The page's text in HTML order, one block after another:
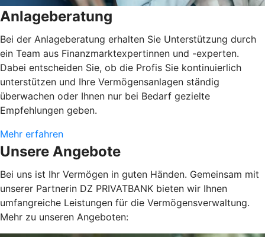
Anlageberatung
Bei der Anlageberatung erhalten Sie Unterstützung durch
ein Team aus Finanzmarktexpertinnen und -experten.
Dabei entscheiden Sie, ob die Profis Sie kontinuierlich
unterstützen und Ihre Vermögensanlagen ständig
überwachen oder Ihnen nur bei Bedarf gezielte
Empfehlungen geben.
Mehr erfahren
Unsere Angebote
Bei uns ist Ihr Vermögen in guten Händen. Gemeinsam mit
unserer Partnerin DZ PRIVATBANK bieten wir Ihnen
umfangreiche Leistungen für die Vermögensverwaltung.
Mehr zu unseren Angeboten: